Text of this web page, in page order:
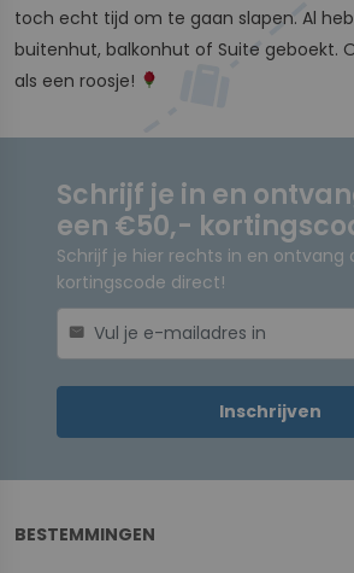
toch echt tijd om te gaan slapen. Al
buitenhut, balkonhut of Suite geboekt.
als een roosje!
Schrijf je in en
een €50,-
Schrijf je hier rechts in en ontvang
kortingscode direct!
mail
Inschrijven
BESTEMMINGEN